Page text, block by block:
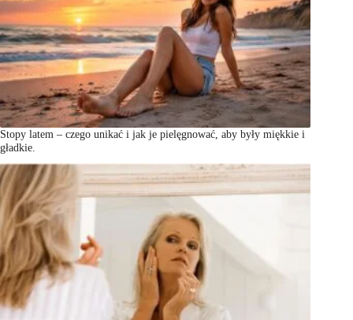
Stopy latem – czego unikać i jak je pielęgnować, aby były miękkie i
gładkie.